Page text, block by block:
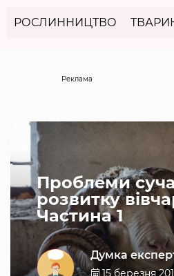
РОСЛИННИЦТВО
Проблеми
розвитку
Частина 1
Думка
15 березня
Реклама